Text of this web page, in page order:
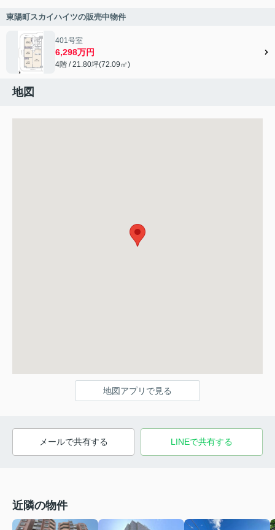
東陽町スカイハイツの販売中物件
401号室
6,298万円
4階 / 21.80坪(72.09㎡)
地図
地図アプリで見る
メールで共有する LINEで共有する
近隣の物件